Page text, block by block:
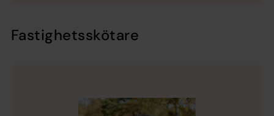
Fastighetsskötare